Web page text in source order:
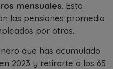
mensuales. Esto
las pensiones promedio
por otros.
que has acumulado
2023 y retirarte a los 65